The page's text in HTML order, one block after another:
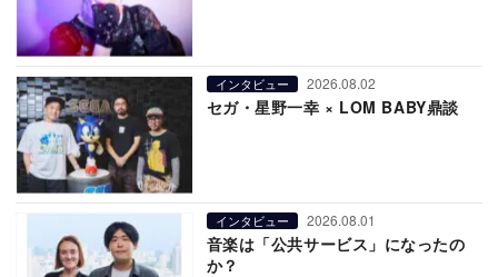
インタビュー 2026.08.02
セガ・星野一幸 × LOM BABY鼎談
インタビュー 2026.08.01
音楽は「公共サービス」になったの
か？